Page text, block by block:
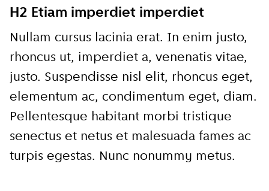
H2 Etiam imperdiet imperdiet
Nullam cursus lacinia erat. In enim justo,
rhoncus ut, imperdiet a, venenatis vitae,
justo. Suspendisse nisl elit, rhoncus eget,
elementum ac, condimentum eget, diam.
Pellentesque habitant morbi tristique
senectus et netus et malesuada fames ac
turpis egestas. Nunc nonummy metus.